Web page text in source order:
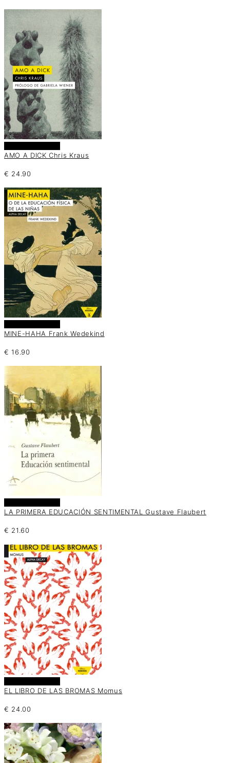
AMO A DICK Chris Kraus
€ 24.90
MINE-HAHA Frank Wedekind
€ 16.90
LA PRIMERA EDUCACIÓN SENTIMENTAL Gustave Flaubert
€ 21.60
EL LIBRO DE LAS BROMAS Momus
€ 24.00